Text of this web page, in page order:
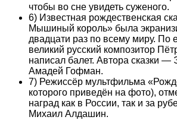
чтобы во сне увидеть суженого.
6) Известная рождественская
Мышиный король» была
двадцати раз по всему миру. По
великий русский композитор
написал балет. Автора сказки —
Амадей Гофман.
7) Режиссёр мультфильма
которого приведён на фото),
наград как в России, так и за
Михаил Алдашин.